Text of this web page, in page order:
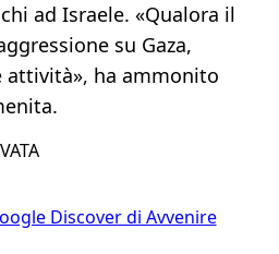
ad Israele. «Qualora il
su Gaza,
ha ammonito
Discover di Avvenire